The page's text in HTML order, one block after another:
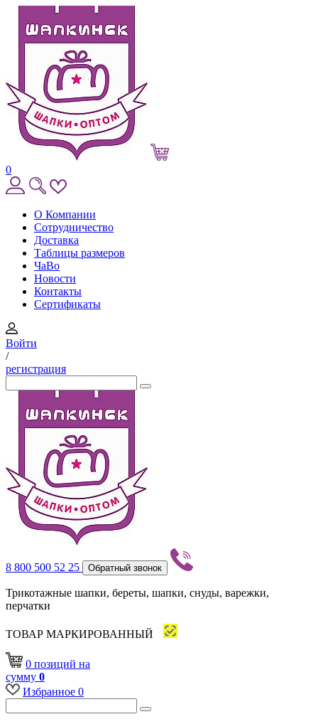
0
О Компании
Сотрудничество
Доставка
Таблицы размеров
ЧаВо
Новости
Контакты
Сертификаты
Войти
/
регистрация
8 800 500 52 25 Обратный звонок
Трикотажные шапки, береты, шапки, снуды, варежки,
перчатки
ТОВАР МАРКИРОВАННЫЙ
0 позиций на
сумму 0
Избранное 0